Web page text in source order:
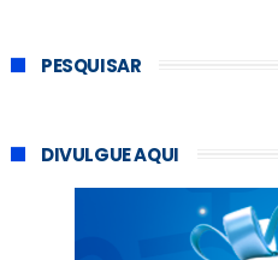
PESQUISAR
DIVULGUE AQUI